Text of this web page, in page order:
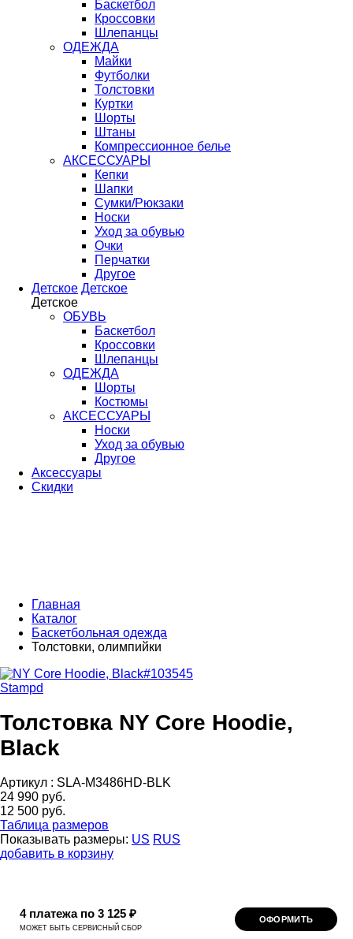
Баскетбол
Кроссовки
Шлепанцы
ОДЕЖДА
Майки
Футболки
Толстовки
Куртки
Шорты
Штаны
Компрессионное белье
АКСЕССУАРЫ
Кепки
Шапки
Сумки/Рюкзаки
Носки
Уход за обувью
Очки
Перчатки
Другое
Детское Детское
Детское
ОБУВЬ
Баскетбол
Кроссовки
Шлепанцы
ОДЕЖДА
Шорты
Костюмы
АКСЕССУАРЫ
Носки
Уход за обувью
Другое
Аксессуары
Скидки
Главная
Каталог
Баскетбольная одежда
Толстовки, олимпийки
Stampd
Толстовка NY Core Hoodie,
Black
Артикул : SLA-M3486HD-BLK
24 990 руб.
12 500 руб.
Таблица размеров
Показывать размеры: US RUS
добавить в корзину
4 платежа по 3 125 ₽
МОЖЕТ БЫТЬ СЕРВИСНЫЙ СБОР
ОФОРМИТЬ